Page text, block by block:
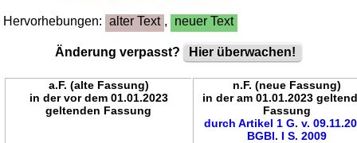
Hervorhebungen: alter Text , neuer Text
Änderung verpasst? Hier überwachen!
a.F. (alte Fassung)
in der vor dem 01.01.2023
geltenden Fassung
n.F. (neue Fassung)
in der am 01.01.2023
Fassung
durch Artikel 1 G. v.
BGBl. I S. 2009